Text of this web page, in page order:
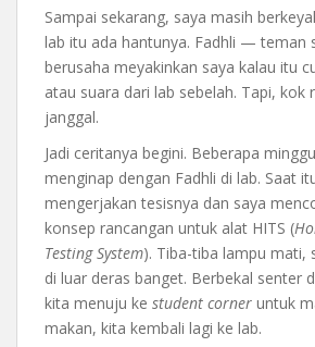
Sampai sekarang, saya masih
lab itu ada hantunya. Fadhli —
berusaha meyakinkan saya kalau itu
atau suara dari lab sebelah. Tapi, kok
janggal.
Jadi ceritanya begini. Beberapa
menginap dengan Fadhli di lab. Saat
mengerjakan tesisnya dan saya
konsep rancangan untuk alat HITS (
Testing System). Tiba-tiba lampu mati,
di luar deras banget. Berbekal senter
kita menuju ke student corner untuk
makan, kita kembali lagi ke lab.